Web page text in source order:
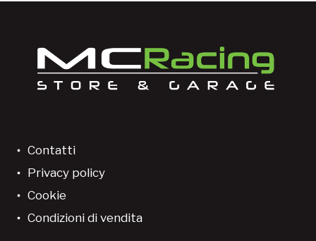
Contatti
Privacy policy
Cookie
Condizioni di vendita